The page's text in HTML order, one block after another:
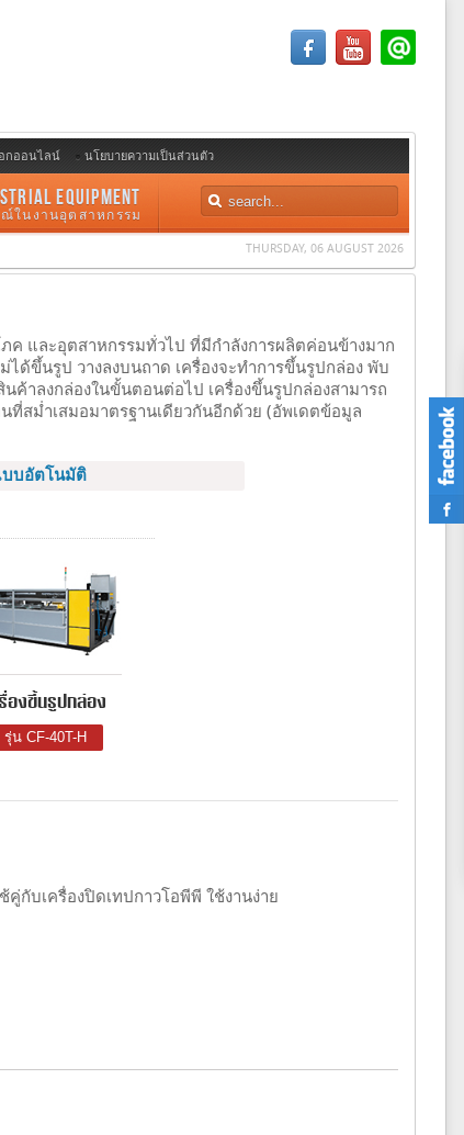
กออนไลน์ นโยบายความเป็นส่วนตัว
EQUIPMENT
ในงานอุตสาหกรรม
THURSDAY, 06 AUGUST 2026
ค และอุตสาหกรรมทั่วไป ที่มีกำลังการผลิตค่อนข้างมาก
ด้ขึ้นรูป วางลงบนถาด เครื่องจะทำการขึ้นรูปกล่อง พับ
ค้าลงกล่องในขั้นตอนต่อไป เครื่องขึ้นรูปกล่องสามารถ
ที่สม่ำเสมอมาตรฐานเดียวกันอีกด้วย (อัพเดตข้อมูล
บบอัตโนมัติ
องขึ้นรูปกล่อง
รุ่น CF-40T-H
กับเครื่องปิดเทปกาวโอพีพี ใช้งานง่าย